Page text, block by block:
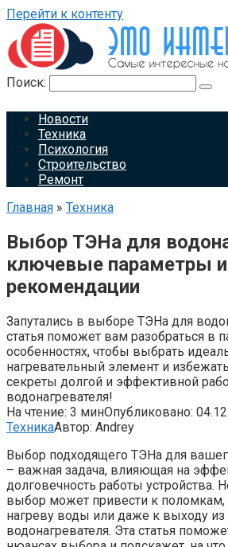
Перейти к контенту
Поиск:
Новости
Техника
Психология
Строительство
Ремонт
Главная » Техника
Выбор ТЭНа для
ключевые параметры и
рекомендации
Запутались в выборе ТЭНа для
статья поможет вам разобраться в
особенностях, чтобы выбрать
нагревательный элемент и
секреты долгой и эффективной
водонагревателя!
На чтение: 3 минОпубликовано:
ТехникаАвтор: Andrey
Выбор подходящего ТЭНа для
– важная задача, влияющая на
долговечность работы устройства.
выбор может привести к поломкам,
нагреву воды или даже к выходу из
водонагревателя. Эта статья